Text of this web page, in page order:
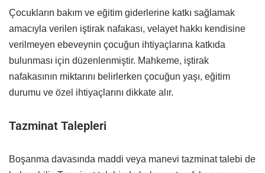
Çocukların bakım ve eğitim giderlerine katkı sağlamak
amacıyla verilen iştirak nafakası, velayet hakkı kendisine
verilmeyen ebeveynin çocuğun ihtiyaçlarına katkıda
bulunması için düzenlenmiştir. Mahkeme, iştirak
nafakasının miktarını belirlerken çocuğun yaşı, eğitim
durumu ve özel ihtiyaçlarını dikkate alır.
Tazminat Talepleri
Boşanma davasında maddi veya manevi tazminat talebi de